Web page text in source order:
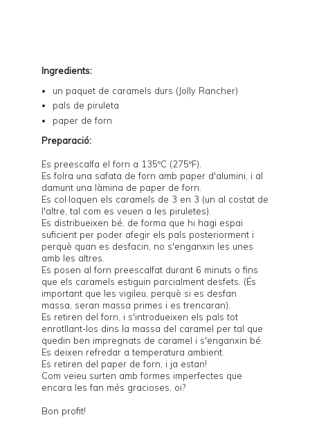
Ingredients:
un paquet de caramels durs (Jolly Rancher)
pals de piruleta
paper de forn
Preparació:
Es preescalfa el forn a 135ºC (275ºF).
Es folra una safata de forn amb paper d'alumini, i al
damunt una làmina de paper de forn.
Es col·loquen els caramels de 3 en 3 (un al costat de
l'altre, tal com es veuen a les piruletes).
Es distribueixen bé, de forma que hi hagi espai
suficient per poder afegir els pals posteriorment i
perquè quan es desfacin, no s'enganxin les unes
amb les altres.
Es posen al forn preescalfat durant 6 minuts o fins
que els caramels estiguin parcialment desfets. (És
important que les vigileu, perquè si es desfan
massa, seran massa primes i es trencaran).
Es retiren del forn, i s'introdueixen els pals tot
enrotllant-los dins la massa del caramel per tal que
quedin ben impregnats de caramel i s'enganxin bé.
Es deixen refredar a temperatura ambient.
Es retiren del paper de forn, i ja estan!
Com veieu surten amb formes imperfectes que
encara les fan més gracioses, oi?
Bon profit!